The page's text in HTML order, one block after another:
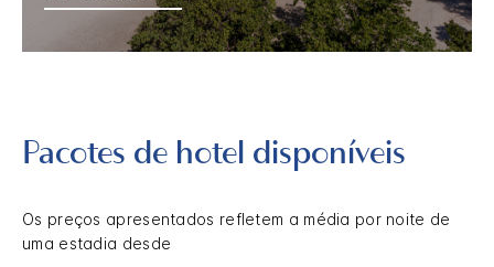
Pacotes de hotel disponíveis
Os preços apresentados refletem a média por noite de
uma estadia desde